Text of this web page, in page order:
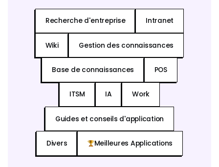
Recherche d'entreprise Intranet
Wiki Gestion des connaissances
Base de connaissances POS
ITSM IA Work
Guides et conseils d'application
Divers Meilleures Applications